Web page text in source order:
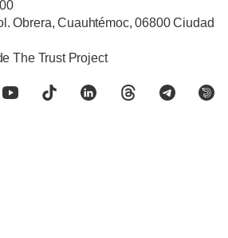
Obrera, Cuauhtémoc, 06800 Ciudad
The Trust Project